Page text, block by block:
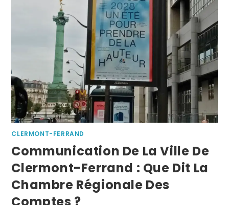
CLERMONT-FERRAND
Communication De La Ville De
Clermont-Ferrand : Que Dit La
Chambre Régionale Des